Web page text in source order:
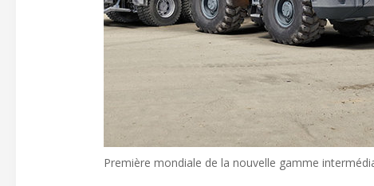
Première mondiale de la nouvelle gamme